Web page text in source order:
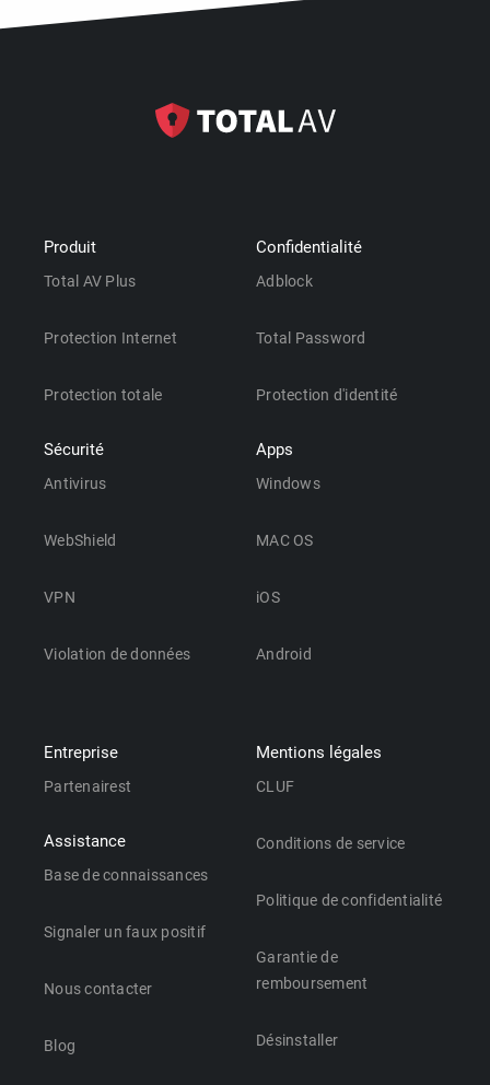
Produit
Total AV Plus
Protection Internet
Protection totale
Sécurité
Antivirus
WebShield
VPN
Violation de données
Confidentialité
Adblock
Total Password
Protection d'identité
Apps
Windows
MAC OS
iOS
Android
Entreprise
Partenairest
Assistance
Base de connaissances
Signaler un faux positif
Nous contacter
Blog
Mentions légales
CLUF
Conditions de service
Politique de confidentialité
Garantie de
remboursement
Désinstaller